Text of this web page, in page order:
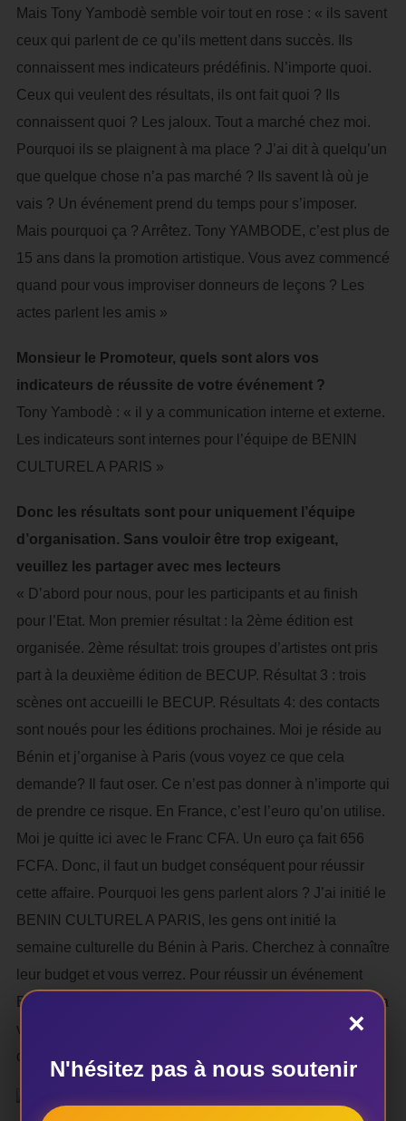
Mais Tony Yambodè semble voir tout en rose : « ils savent
ceux qui parlent de ce qu’ils mettent dans succès. Ils
connaissent mes indicateurs prédéfinis. N’importe quoi.
Ceux qui veulent des résultats, ils ont fait quoi ? Ils
connaissent quoi ? Les jaloux. Tout a marché chez moi.
Pourquoi ils se plaignent à ma place ? J’ai dit à quelqu’un
que quelque chose n’a pas marché ? Ils savent là où je
vais ? Un événement prend du temps pour s’imposer.
Mais pourquoi ça ? Arrêtez. Tony YAMBODE, c’est plus de
15 ans dans la promotion artistique. Vous avez commencé
quand pour vous improviser donneurs de leçons ? Les
actes parlent les amis »
Monsieur le Promoteur, quels sont alors vos
indicateurs de réussite de votre événement ?
Tony Yambodè : « il y a communication interne et externe.
Les indicateurs sont internes pour l’équipe de BENIN
CULTUREL A PARIS »
Donc les résultats sont pour uniquement l’équipe
d’organisation. Sans vouloir être trop exigeant,
veuillez les partager avec mes lecteurs
« D’abord pour nous, pour les participants et au finish
pour l’Etat. Mon premier résultat : la 2ème édition est
organisée. 2ème résultat: trois groupes d’artistes ont pris
part à la deuxième édition de BECUP. Résultat 3 : trois
scènes ont accueilli le BECUP. Résultats 4: des contacts
sont noués pour les éditions prochaines. Moi je réside au
Bénin et j’organise à Paris (vous voyez ce que cela
demande? Il faut oser. Ce n’est pas donner à n’importe qui
de prendre ce risque. En France, c’est l’euro qu’on utilise.
Moi je quitte ici avec le Franc CFA. Un euro ça fait 656
FCFA. Donc, il faut un budget conséquent pour réussir
cette affaire. Pourquoi les gens parlent alors ? J’ai initié le
BENIN CULTUREL A PARIS, les gens ont initié la
semaine culturelle du Bénin à Paris. Cherchez à connaître
leur budget et vous verrez. Pour réussir un événement
BECUP, il faut de l’engagement, de la détermination, de la
vision et avec ça: l’accompagnement financier
conséquent. »
×
N'hésitez pas à nous soutenir